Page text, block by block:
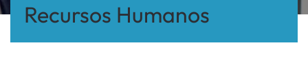
Recursos Humanos